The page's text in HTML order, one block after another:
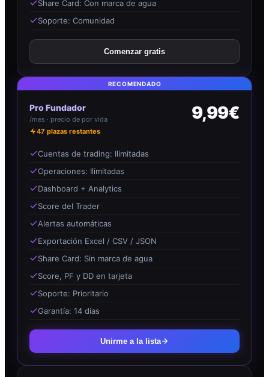
Share Card: Con marca de agua
Soporte: Comunidad
Comenzar gratis
RECOMENDADO
Pro Fundador
/mes · precio de por vida
47 plazas restantes
9,99€
Cuentas de trading: Ilimitadas
Operaciones: Ilimitadas
Dashboard + Analytics
Score del Trader
Alertas automáticas
Exportación Excel / CSV / JSON
Share Card: Sin marca de agua
Score, PF y DD en tarjeta
Soporte: Prioritario
Garantía: 14 días
Unirme a la lista